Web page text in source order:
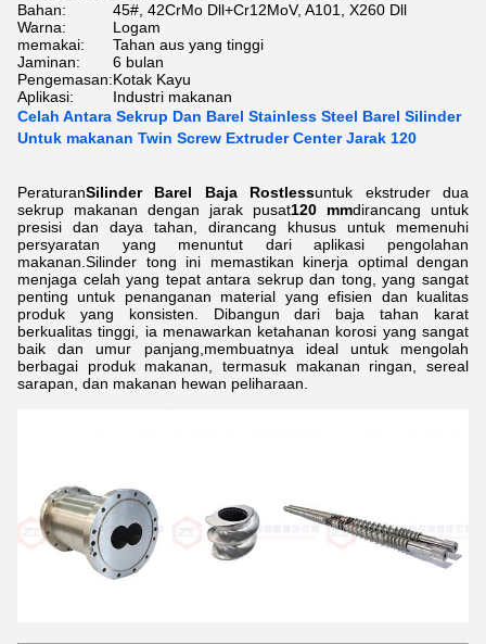
Bahan:
45#, 42CrMo Dll+Cr12MoV, A101, X260 Dll
Warna:
Logam
memakai:
Tahan aus yang tinggi
Jaminan:
6 bulan
Pengemasan:Kotak Kayu
Aplikasi:
Industri makanan
Celah Antara Sekrup Dan Barel Stainless Steel Barel Silinder
Untuk makanan Twin Screw Extruder Center Jarak 120
PeraturanSilinder Barel Baja Rostlessuntuk ekstruder dua
sekrup makanan dengan jarak pusat120 mmdirancang untuk
presisi dan daya tahan, dirancang khusus untuk memenuhi
persyaratan yang menuntut dari aplikasi pengolahan
makanan.Silinder tong ini memastikan kinerja optimal dengan
menjaga celah yang tepat antara sekrup dan tong, yang sangat
penting untuk penanganan material yang efisien dan kualitas
produk yang konsisten. Dibangun dari baja tahan karat
berkualitas tinggi, ia menawarkan ketahanan korosi yang sangat
baik dan umur panjang,membuatnya ideal untuk mengolah
berbagai produk makanan, termasuk makanan ringan, sereal
sarapan, dan makanan hewan peliharaan.